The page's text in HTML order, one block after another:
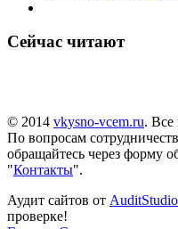
Сейчас читают
© 2014 vkysno-vcem.ru. Все
По вопросам
обращайтесь через форму
"Контакты".
Аудит сайтов от AuditStudio
проверке!